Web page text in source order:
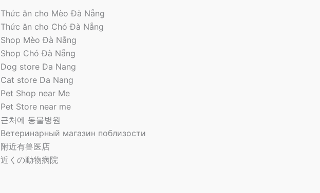
Thức ăn cho Mèo Đà Nẵng
Thức ăn cho Chó Đà Nẵng
Shop Mèo Đà Nẵng
Shop Chó Đà Nẵng
Dog store Da Nang
Cat store Da Nang
Pet Shop near Me
Pet Store near me
근처에 동물병원
Ветеринарный магазин поблизости
附近有兽医店
近くの動物病院